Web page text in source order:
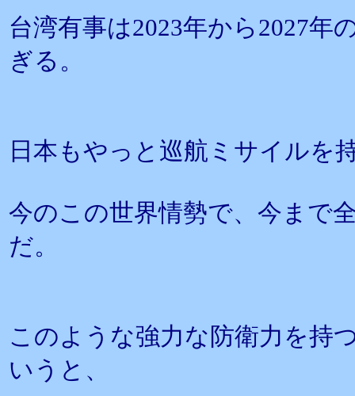
台湾有事は2023年から2027年
ぎる。
日本もやっと巡航ミサイルを
今のこの世界情勢で、今まで
だ。
このような強力な防衛力を持
いうと、